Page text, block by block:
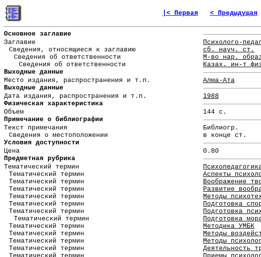
|< Первая < Предыдущая
Основное заглавие
Заглавие
Психолого-
Сведения, относящиеся к заглавию
сб. науч. ст.
Сведения об ответственности
М-во нар.
Сведения об ответственности
Казах. ин-т
Выходные данные
Место издания, распространения и т.п.
Алма-Ата
Выходные данные
Дата издания, распространения и т.п.
1988
Физическая характеристика
Объем
144 с.
Примечание о библиографии
Текст примечания
Библиогр.
Сведения о местоположении
в конце ст.
Условия доступности
Цена
0.80
Предметная рубрика
Тематический термин
Тематический термин
Аспекты
Тематический термин
Воображение
Тематический термин
Развитие
Тематический термин
Методы
Тематический термин
Подготовка
Тематический термин
Подготовка
Тематический термин
Подготовка
Тематический термин
Методика УМБК
Тематический термин
Методы
Тематический термин
Методы
Тематический термин
Деятельность